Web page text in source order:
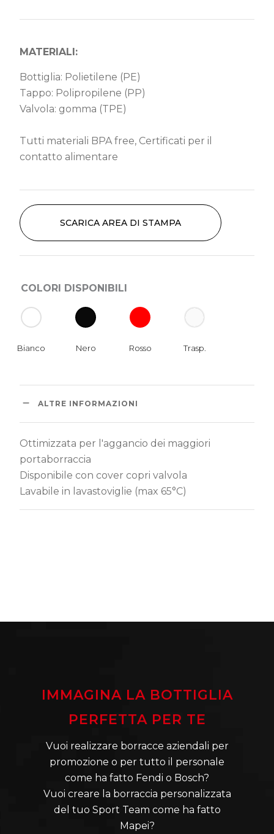
COLORI DISPONIBILI
MATERIALI:
Bottiglia: Polietilene (PE)
Tappo: Polipropilene (PP)
Valvola: gomma (TPE)
Tutti materiali BPA free, Certificati per il
contatto alimentare
SCARICA AREA DI STAMPA
ALTRE INFORMAZIONI
Ottimizzata per l'aggancio dei maggiori
portaborraccia
Disponibile con cover copri valvola
Lavabile in lavastoviglie (max 65°C)
IMMAGINA LA BOTTIGLIA
PERFETTA PER TE
Vuoi realizzare borracce aziendali per
promozione o per tutto il personale
come ha fatto Fendi o Bosch?
Vuoi creare la borraccia personalizzata
del tuo Sport Team come ha fatto
Mapei?